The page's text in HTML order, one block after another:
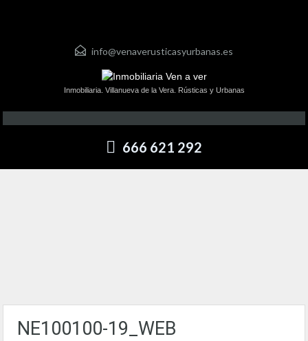
info@venaverusticasyurbanas.es
Inmobiliaria. Villanueva de la Vera. Rústicas y Urbanas
666 621 292
NE100100-19_WEB